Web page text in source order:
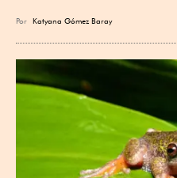
Por Katyana Gómez Baray